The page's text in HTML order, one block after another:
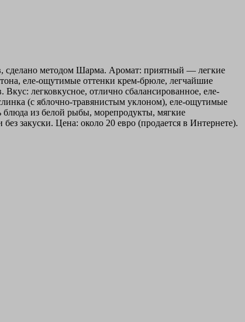
сделано методом Шарма. Аромат: приятный — легкие
еле-ощутимые оттенки крем-брюле, легчайшие
легковкусное, отлично сбалансированное, еле-
(с яблочно-травянистым уклоном), еле-ощутимые
из белой рыбы, морепродукты, мягкие
закуски. Цена: около 20 евро (продается в Интернете).